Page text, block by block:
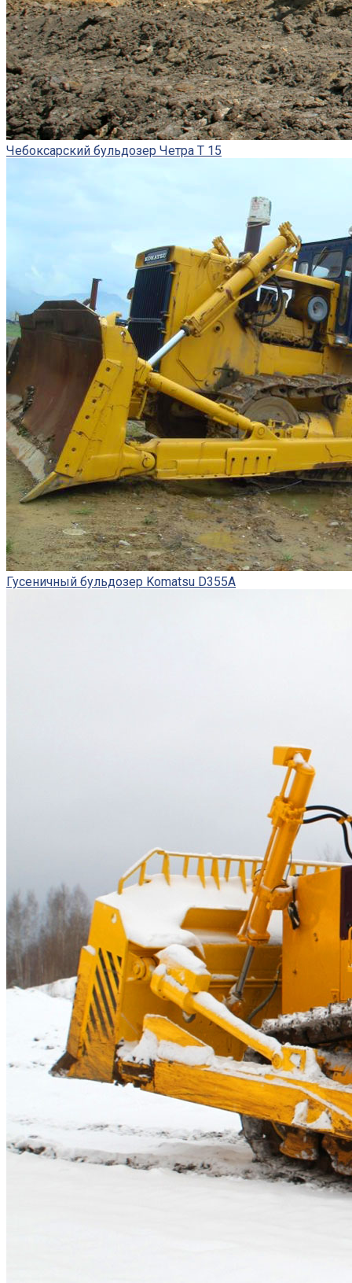
Чебоксарский бульдозер Четра Т 15
Гусеничный бульдозер Komatsu D355A